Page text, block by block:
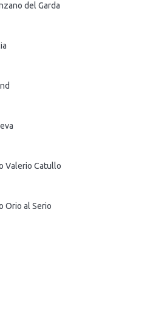
del Garda
Valerio Catullo
Orio al Serio